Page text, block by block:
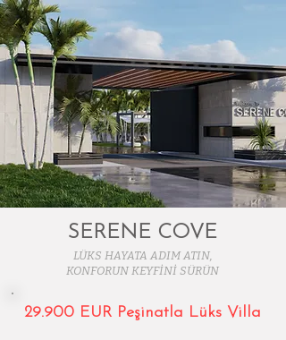
SERENE COVE
LÜKS HAYATA ADIM ATIN,
KONFORUN KEYFİNİ SÜRÜN
29.900 EUR Peşinatla Lüks Villa